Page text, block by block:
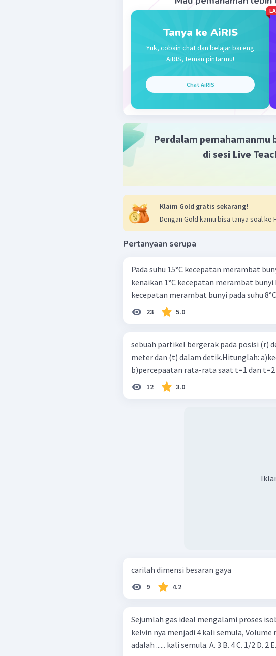
Tanya ke AiRIS
Yuk, cobain chat dan belajar bareng
AiRIS, teman pintarmu!
Chat AiRIS
Perdalam pemahamanmu
di sesi Live
Klaim Gold gratis sekarang!
Dengan Gold kamu bisa tanya soal ke
Pertanyaan serupa
Pada suhu 15°C kecepatan merambat
kenaikan 1°C kecepatan merambat
kecepatan merambat bunyi pada suhu
23 5.0
sebuah partikel bergerak pada posisi (r)
meter dan (t) dalam detik.Hitunglah:
b)percepaatan rata-rata saat t=1 dan t=2
12 3.0
carilah dimensi besaran gaya
9 4.2
Sejumlah gas ideal mengalami proses
kelvin nya menjadi 4 kali semula,
adalah ...... kali semula. A. 3 B. 4 C. 1/2